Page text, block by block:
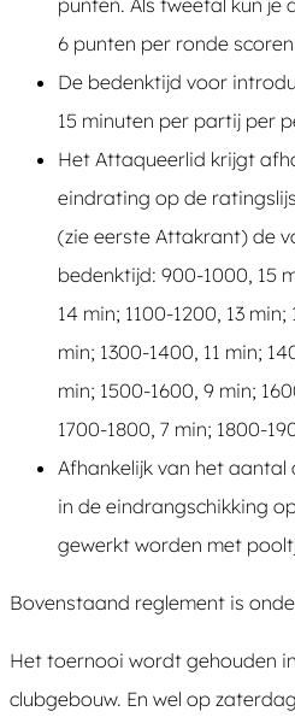
6 punten per ronde scoren
De bedenktijd voor
15 minuten per partij per
Het Attaqueerlid krijgt
eindrating op de
(zie eerste Attakrant) de
bedenktijd: 900-1000, 15
14 min; 1100-1200, 13 min;
min; 1300-1400, 11 min;
min; 1500-1600, 9 min;
1700-1800, 7 min; 1800-
Afhankelijk van het aantal
in de eindrangschikking
gewerkt worden met
Bovenstaand reglement is
Het toernooi wordt gehouden
clubgebouw. En wel op